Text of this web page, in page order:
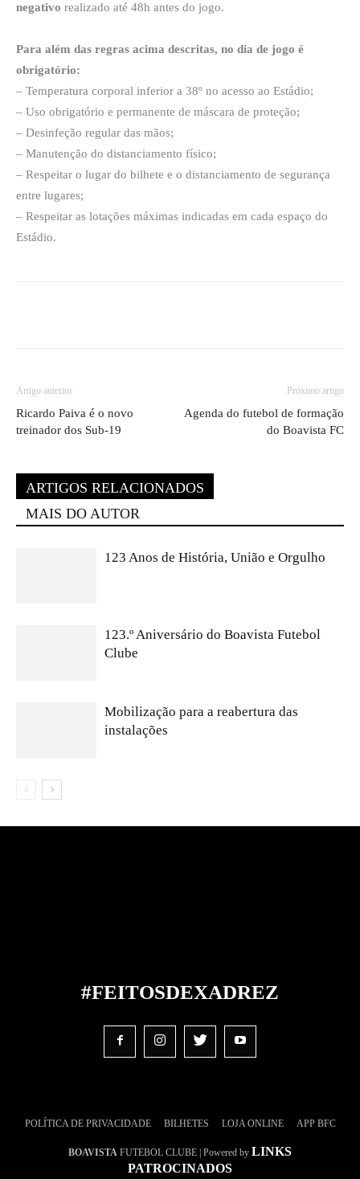
negativo realizado até 48h antes do jogo.
Para além das regras acima descritas, no dia de jogo é
obrigatório:
– Temperatura corporal inferior a 38º no acesso ao Estádio;
– Uso obrigatório e permanente de máscara de proteção;
– Desinfeção regular das mãos;
– Manutenção do distanciamento físico;
– Respeitar o lugar do bilhete e o distanciamento de segurança
entre lugares;
– Respeitar as lotações máximas indicadas em cada espaço do
Estádio.
Artigo anterior
Ricardo Paiva é o novo
treinador dos Sub-19
Próximo artigo
Agenda do futebol de formação
do Boavista FC
ARTIGOS RELACIONADOS
MAIS DO AUTOR
123 Anos de História, União e Orgulho
123.º Aniversário do Boavista Futebol
Clube
Mobilização para a reabertura das
instalações
#FEITOSDEXADREZ
POLÍTICA DE PRIVACIDADE BILHETES LOJA ONLINE APP BFC
BOAVISTA FUTEBOL CLUBE | Powered by LINKS
PATROCINADOS